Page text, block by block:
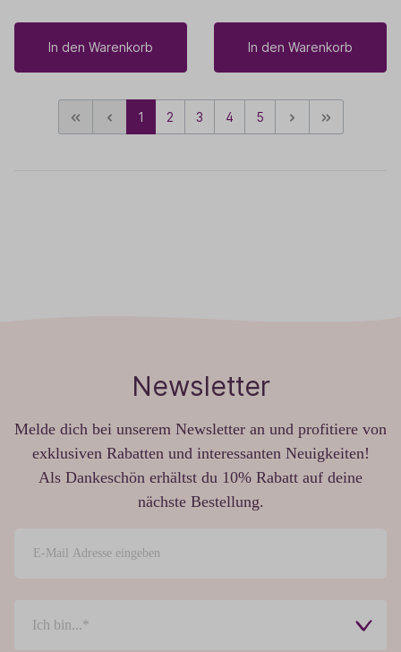
In den Warenkorb In den Warenkorb
1 2 3 4 5
Newsletter
Melde dich bei unserem Newsletter an und profitiere von
exklusiven Rabatten und interessanten Neuigkeiten!
Als Dankeschön erhältst du 10% Rabatt auf deine
nächste Bestellung.